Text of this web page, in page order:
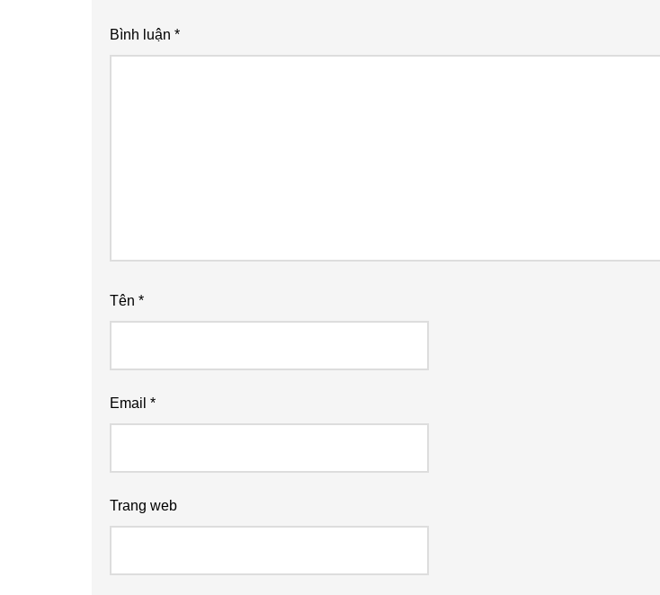
Bình luận *
Tên *
Email *
Trang web